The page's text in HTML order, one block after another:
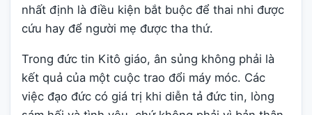
nhất định là điều kiện bắt buộc để thai nhi được
cứu hay để người mẹ được tha thứ.
Trong đức tin Kitô giáo, ân sủng không phải là
kết quả của một cuộc trao đổi máy móc. Các
việc đạo đức có giá trị khi diễn tả đức tin, lòng